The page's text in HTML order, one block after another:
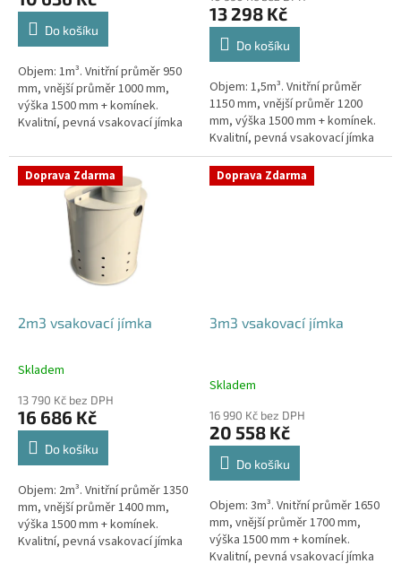
je
4,4
hvězdiček.
Do košíku
Objem: 1m³. Vnitřní průměr 950
mm, vnější průměr 1000 mm,
výška 1500 mm + komínek.
Kvalitní, pevná vsakovací jímka
obetonování Průměr přítoku a
odtoku +...
13 298 Kč
Do košíku
Objem: 1,5m³. Vnitřní průměr
1150 mm, vnější průměr 1200
mm, výška 1500 mm + komínek.
Kvalitní, pevná vsakovací jímka
(nádrž) bez potřeby
obetonování Průměr přítoku a
odtoku +...
Doprava Zdarma
2m3 vsakovací jímka
Průměrné
produktu
je
4,8
hvězdiček.
Skladem
13 790 Kč bez DPH
16 686 Kč
Do košíku
Objem: 2m³. Vnitřní průměr 1350
mm, vnější průměr 1400 mm,
výška 1500 mm + komínek.
Kvalitní, pevná vsakovací jímka
Doprava Zdarma
3m3 vsakovací jímka
Skladem
16 990 Kč bez DPH
20 558 Kč
Do košíku
Objem: 3m³. Vnitřní průměr 1650
mm, vnější průměr 1700 mm,
výška 1500 mm + komínek.
Kvalitní, pevná vsakovací jímka